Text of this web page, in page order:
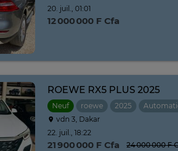
20. juil., 01:01
12 000 000 F Cfa
ROEWE RX5 PLUS 2025
Neuf roewe 2025
vdn 3, Dakar
22. juil., 18:22
21 900 000 F Cfa 24 000 000 F